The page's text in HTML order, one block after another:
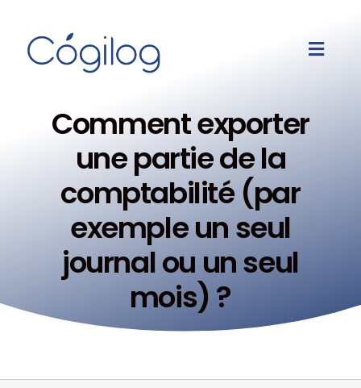
Comment exporter
une partie de la
comptabilité (par
exemple un seul
journal ou un seul
mois) ?